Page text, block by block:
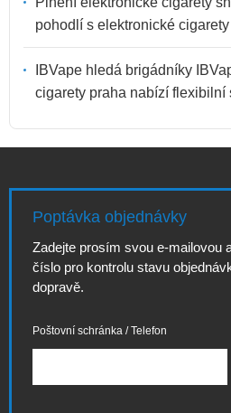
pohodlí s elektronické
IBVape hledá brigádníky
cigarety praha nabízí flexibilní
Poptávka objednávky
Zadejte prosím svou e-mailovou
číslo pro kontrolu stavu
dopravě.
Poštovní schránka / Telefon